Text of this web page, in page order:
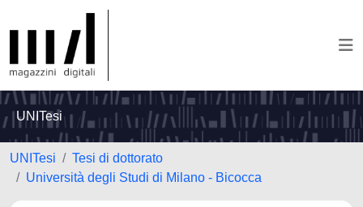
UNITesi
UNITesi
Tesi di dottorato
Università degli Studi di Milano - Bicocca